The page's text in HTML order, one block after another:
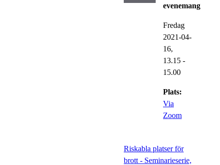
evenemang
Fredag
2021-04-
16,
13.15 -
15.00
Plats:
Via
Zoom
Riskabla platser för
brott - Seminarieserie,